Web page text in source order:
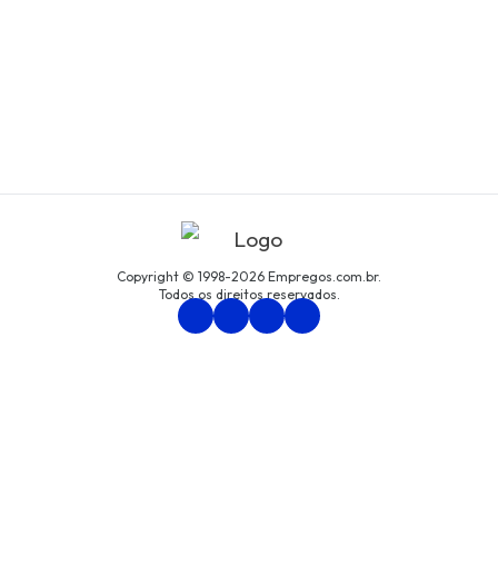
Copyright © 1998-2026 Empregos.com.br.
Todos os direitos reservados.